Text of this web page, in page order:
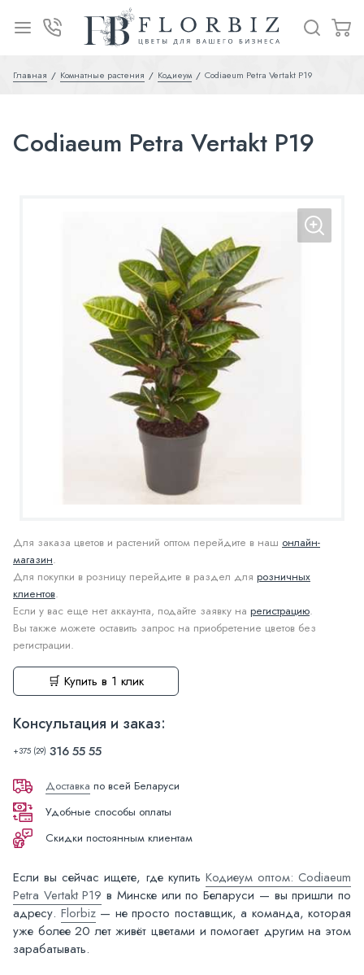
Главная Комнатные растения Кодиеум Codiaeum Petra Vertakt P19
Codiaeum Petra Vertakt P19
Для заказа цветов и растений оптом перейдите в наш онлайн-
магазин.
Для покупки в розницу перейдите в раздел для розничных
клиентов.
Если у вас еще нет аккаунта, подайте заявку на регистрацию.
Вы также можете оставить запрос на приобретение цветов без
регистрации.
🛒 Купить в 1 клик
Консультация и заказ:
+375 (29) 316 55 55
Доставка по всей Беларуси
Удобные способы оплаты
Скидки постоянным клиентам
Если вы сейчас ищете, где купить Кодиеум оптом: Codiaeum
Petra Vertakt P19 в Минске или по Беларуси — вы пришли по
адресу. Florbiz— не просто поставщик, а команда, которая
уже более 20 лет живёт цветами и помогает другим на этом
зарабатывать.